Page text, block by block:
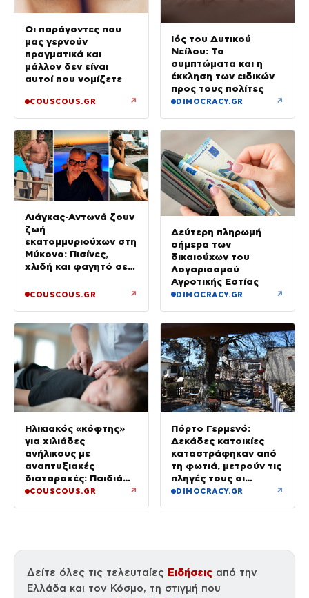
Οι παράγοντες που
μας γερνούν
πραγματικά και
μάλλον δεν είναι
αυτοί που νομίζετε
COUSCOUS.GR ↗
Ιός του Δυτικού
Νείλου: Τα
συμπτώματα και η
έκκληση των ειδικών
προς τους πολίτες
DIMOCRACY.GR ↗
Λιάγκας-Αντωνά ζουν
ζωή
εκατομμυριούχων στη
Μύκονο: Πισίνες,
χλιδή και φαγητό σε
COUSCOUS.GR ↗
Δεύτερη πληρωμή
σήμερα των
δικαιούχων του
Λογαριασμού
Αγροτικής Εστίας
DIMOCRACY.GR ↗
Ηλικιακός «κόφτης»
για χιλιάδες
ανήλικους με
αναπτυξιακές
διαταραχές: Παιδιά
ενός κατώτερου θεού
COUSCOUS.GR ↗
Πόρτο Γερμενό:
Δεκάδες κατοικίες
καταστράφηκαν από
τη φωτιά, μετρούν τις
πληγές τους οι
κάτοικοι
DIMOCRACY.GR ↗
Δείτε όλες τις τελευταίες Ειδήσεις από την
Ελλάδα και τον Κόσμο, τη στιγμή που